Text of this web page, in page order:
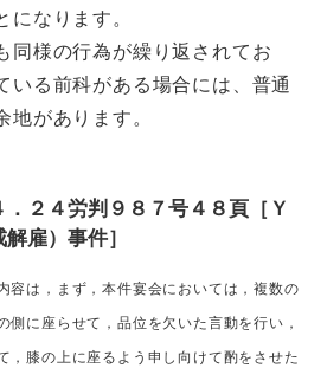
になります。
同様の行為が繰り返されてお
いる前科がある場合には、普通
地があります。
２４労判９８７号４８頁［Ｙ
雇）事件］
容は，まず，本件宴会においては，複数の
側に座らせて，品位を欠いた言動を行い，
，膝の上に座るよう申し向けて酌をさせた